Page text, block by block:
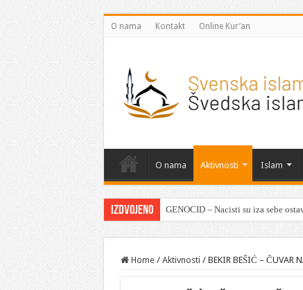
O nama Kontakt Online Kur’an
O nama Aktivnosti Islam
Izdvojeno GENOCID – Nacisti su iza sebe
Home / Aktivnosti / BEKIR BEŠIĆ – ČUVAR